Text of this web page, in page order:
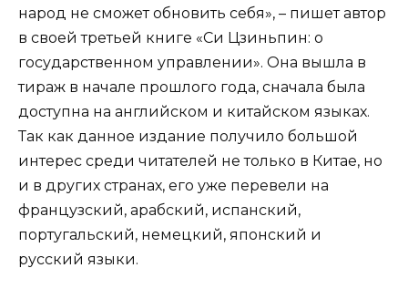
народ не сможет обновить себя», – пишет автор
в своей третьей книге «Си Цзиньпин: о
государственном управлении». Она вышла в
тираж в начале прошлого года, сначала была
доступна на английском и китайском языках.
Так как данное издание получило большой
интерес среди читателей не только в Китае, но
и в других странах, его уже перевели на
французский, арабский, испанский,
португальский, немецкий, японский и
русский языки.